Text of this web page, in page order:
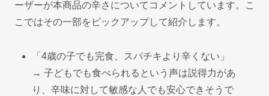
ーザーが本商品の辛さについてコメントしています。こ
こではその一部をピックアップして紹介します。
「4歳の子でも完食、スパチキより辛くない」
→ 子どもでも食べられるという声は説得力があ
り、辛味に対して敏感な人でも安心できそうで